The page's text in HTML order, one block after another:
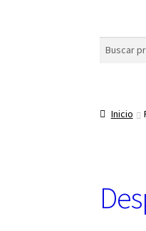
e
n
c
a
Buscar
Inicio